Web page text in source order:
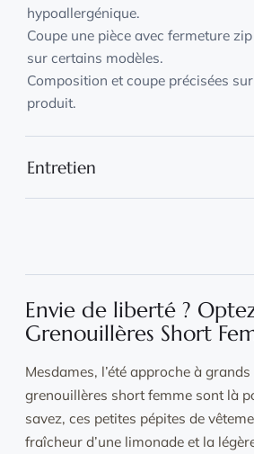
hypoallergénique.
Coupe une pièce avec fermeture
sur certains modèles.
Composition et coupe précisées
produit.
Entretien
Repassage à basse température
nécessaire.
Envie de liberté ?
Grenouillères Short
Mesdames, l’été approche à
grenouillères short femme sont là
savez, ces petites pépites de
fraîcheur d’une limonade et la